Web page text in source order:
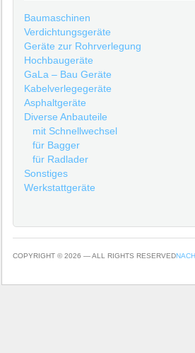
Baumaschinen
Verdichtungsgeräte
Geräte zur Rohrverlegung
Hochbaugeräte
GaLa – Bau Geräte
Kabelverlegegeräte
Asphaltgeräte
Diverse Anbauteile
mit Schnellwechsel
für Bagger
für Radlader
Sonstiges
Werkstattgeräte
COPYRIGHT © 2026 — ALL RIGHTS RESERVED